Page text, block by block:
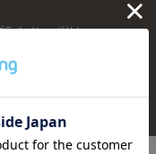
ライバシーポリシー